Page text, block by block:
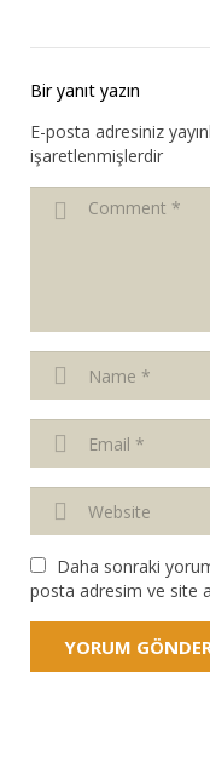
Bir yanıt yazın
E-posta adresiniz
işaretlenmişlerdir
Daha sonraki
posta adresim ve site